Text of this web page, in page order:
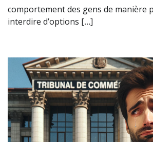
comportement des gens de manière
interdire d’options […]